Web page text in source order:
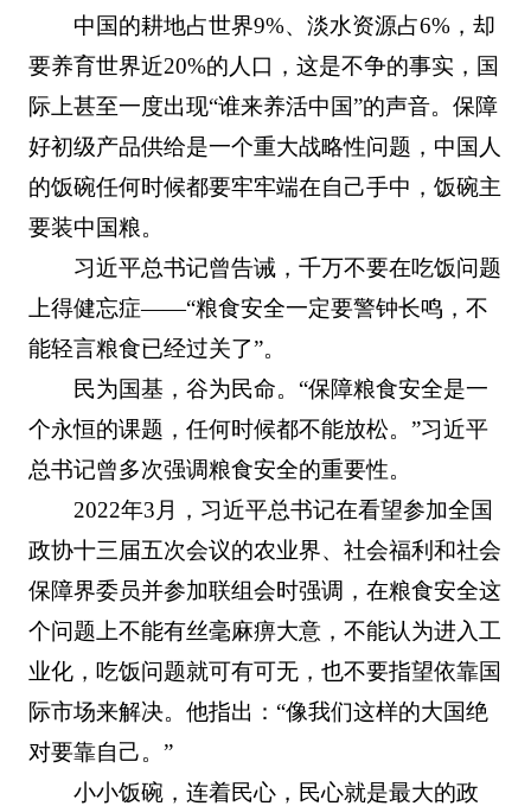
中国的耕地占世界9%、淡水资源占6%，却
要养育世界近20%的人口，这是不争的事实，国
际上甚至一度出现“谁来养活中国”的声音。保障
好初级产品供给是一个重大战略性问题，中国人
的饭碗任何时候都要牢牢端在自己手中，饭碗主
要装中国粮。
习近平总书记曾告诫，千万不要在吃饭问题
上得健忘症——“粮食安全一定要警钟长鸣，不
能轻言粮食已经过关了”。
民为国基，谷为民命。“保障粮食安全是一
个永恒的课题，任何时候都不能放松。”习近平
总书记曾多次强调粮食安全的重要性。
2022年3月，习近平总书记在看望参加全国
政协十三届五次会议的农业界、社会福利和社会
保障界委员并参加联组会时强调，在粮食安全这
个问题上不能有丝毫麻痹大意，不能认为进入工
业化，吃饭问题就可有可无，也不要指望依靠国
际市场来解决。他指出：“像我们这样的大国绝
对要靠自己。”
小小饭碗，连着民心，民心就是最大的政